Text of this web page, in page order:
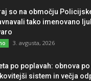
so na območju
tako imenovano
3. avgusta, 2026
po poplavah: obnova
sistem in večja